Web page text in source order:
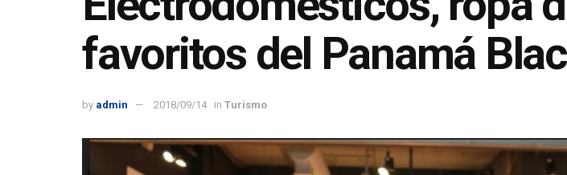
favoritos del Panamá
by admin 2018/09/14 in Turismo